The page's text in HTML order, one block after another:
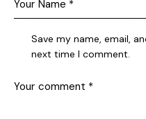
Save my name, email,
next time I comment.